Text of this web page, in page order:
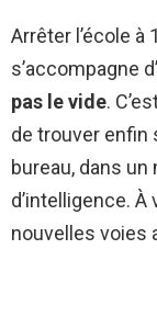
Arrêter l’école à
s’accompagne
pas le vide.
de trouver enfin
bureau, dans
d’intelligence. À
nouvelles voies